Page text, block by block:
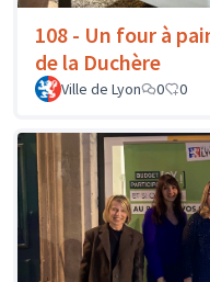
108 - Un four à
de la Duchère
Ville de Lyon 0 0